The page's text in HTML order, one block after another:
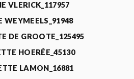
VLERICK_117957
WEYMEELS_91948
DE GROOTE_125495
HOERÉE_45130
LAMON_16881